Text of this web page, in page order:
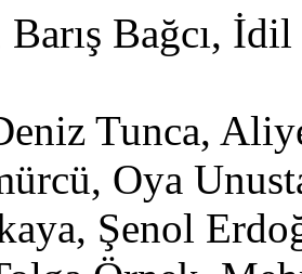
Bağcı,
Tunca,
Oya
Şenol